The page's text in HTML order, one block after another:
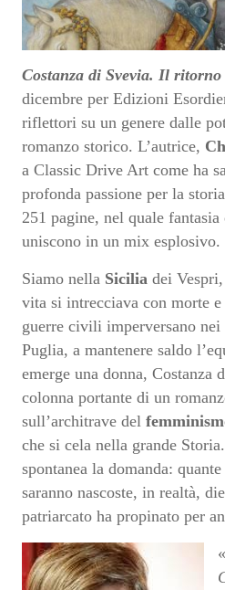
Costanza di Svevia. Il
dicembre per Edizioni
riflettori su un genere dalle
romanzo storico. L’autrice,
a Classic Drive Art come ha
profonda passione per la
251 pagine, nel quale
uniscono in un mix esplosivo.
Siamo nella Sicilia dei
vita si intrecciava con morte
guerre civili imperversano
Puglia, a mantenere saldo
emerge una donna, Costanza
colonna portante di un
sull’architrave del
che si cela nella grande
spontanea la domanda:
saranno nascoste, in realtà,
patriarcato ha propinato per
«